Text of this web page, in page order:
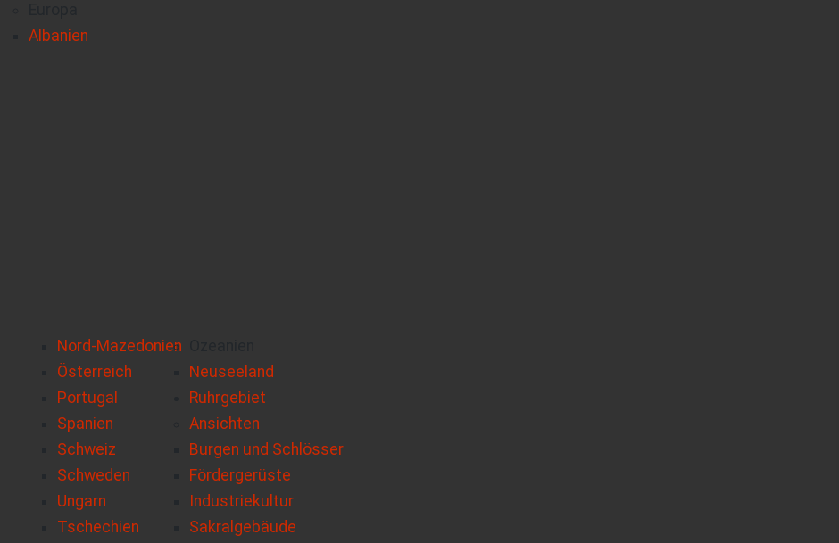
Albanien
Nord-Mazedonien
Österreich
Portugal
Spanien
Schweiz
Schweden
Ungarn
Tschechien
Neuseeland
Ruhrgebiet
Ansichten
Burgen und Schlösser
Fördergerüste
Industriekultur
Sakralgebäude